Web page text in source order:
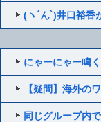
(ヽ´ん`)井口裕香
にゃーにゃー鳴
【疑問】海外の
同じグループ内